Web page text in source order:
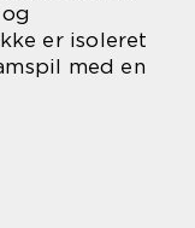
er isoleret
med en